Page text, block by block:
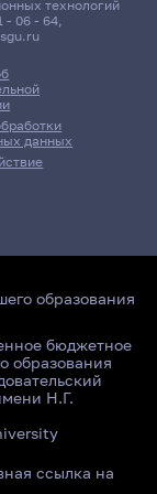
данных
технологий
- 06 - 64,
образования
бюджетное
образования
Н.Г.
ссылка на